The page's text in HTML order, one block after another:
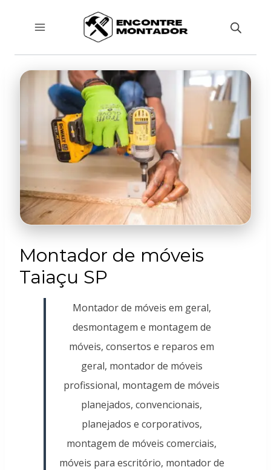
Conteúdo
Montador de móveis
Taiaçu SP
Montador de móveis em geral,
desmontagem e montagem de
móveis, consertos e reparos em
geral, montador de móveis
profissional, montagem de móveis
planejados, convencionais,
planejados e corporativos,
montagem de móveis comerciais,
móveis para escritório, montador de